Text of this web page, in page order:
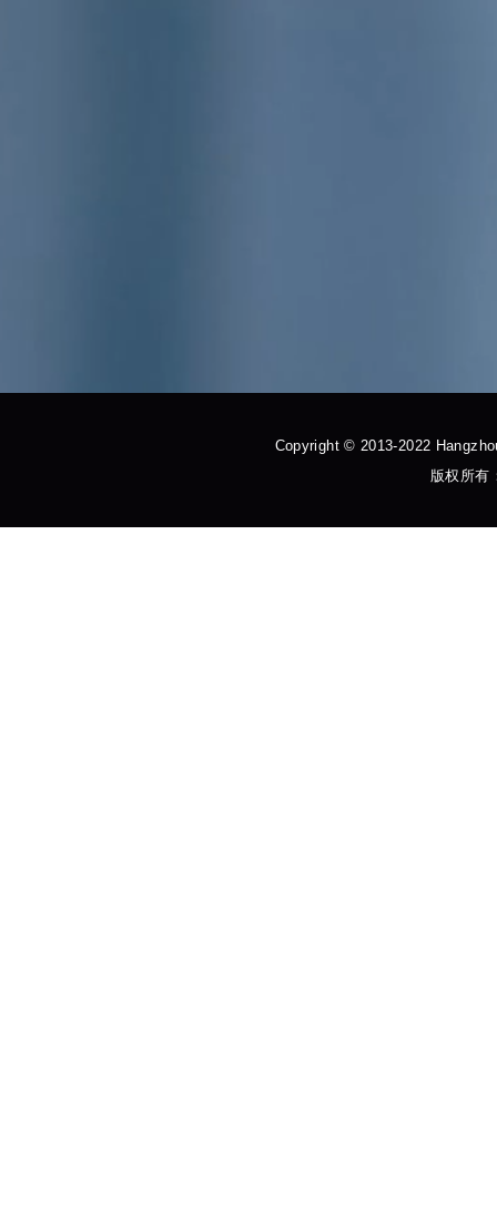
Copyright © 2013-2022
版权所有